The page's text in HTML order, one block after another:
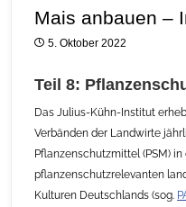
Mais anbauen –
5. Oktober 2022
Teil 8:
Das Julius-Kühn-Institut
Verbänden der Landwirte
Pflanzenschutzmittel (PSM)
pflanzenschutzrelevanten
Kulturen Deutschlands (sog.